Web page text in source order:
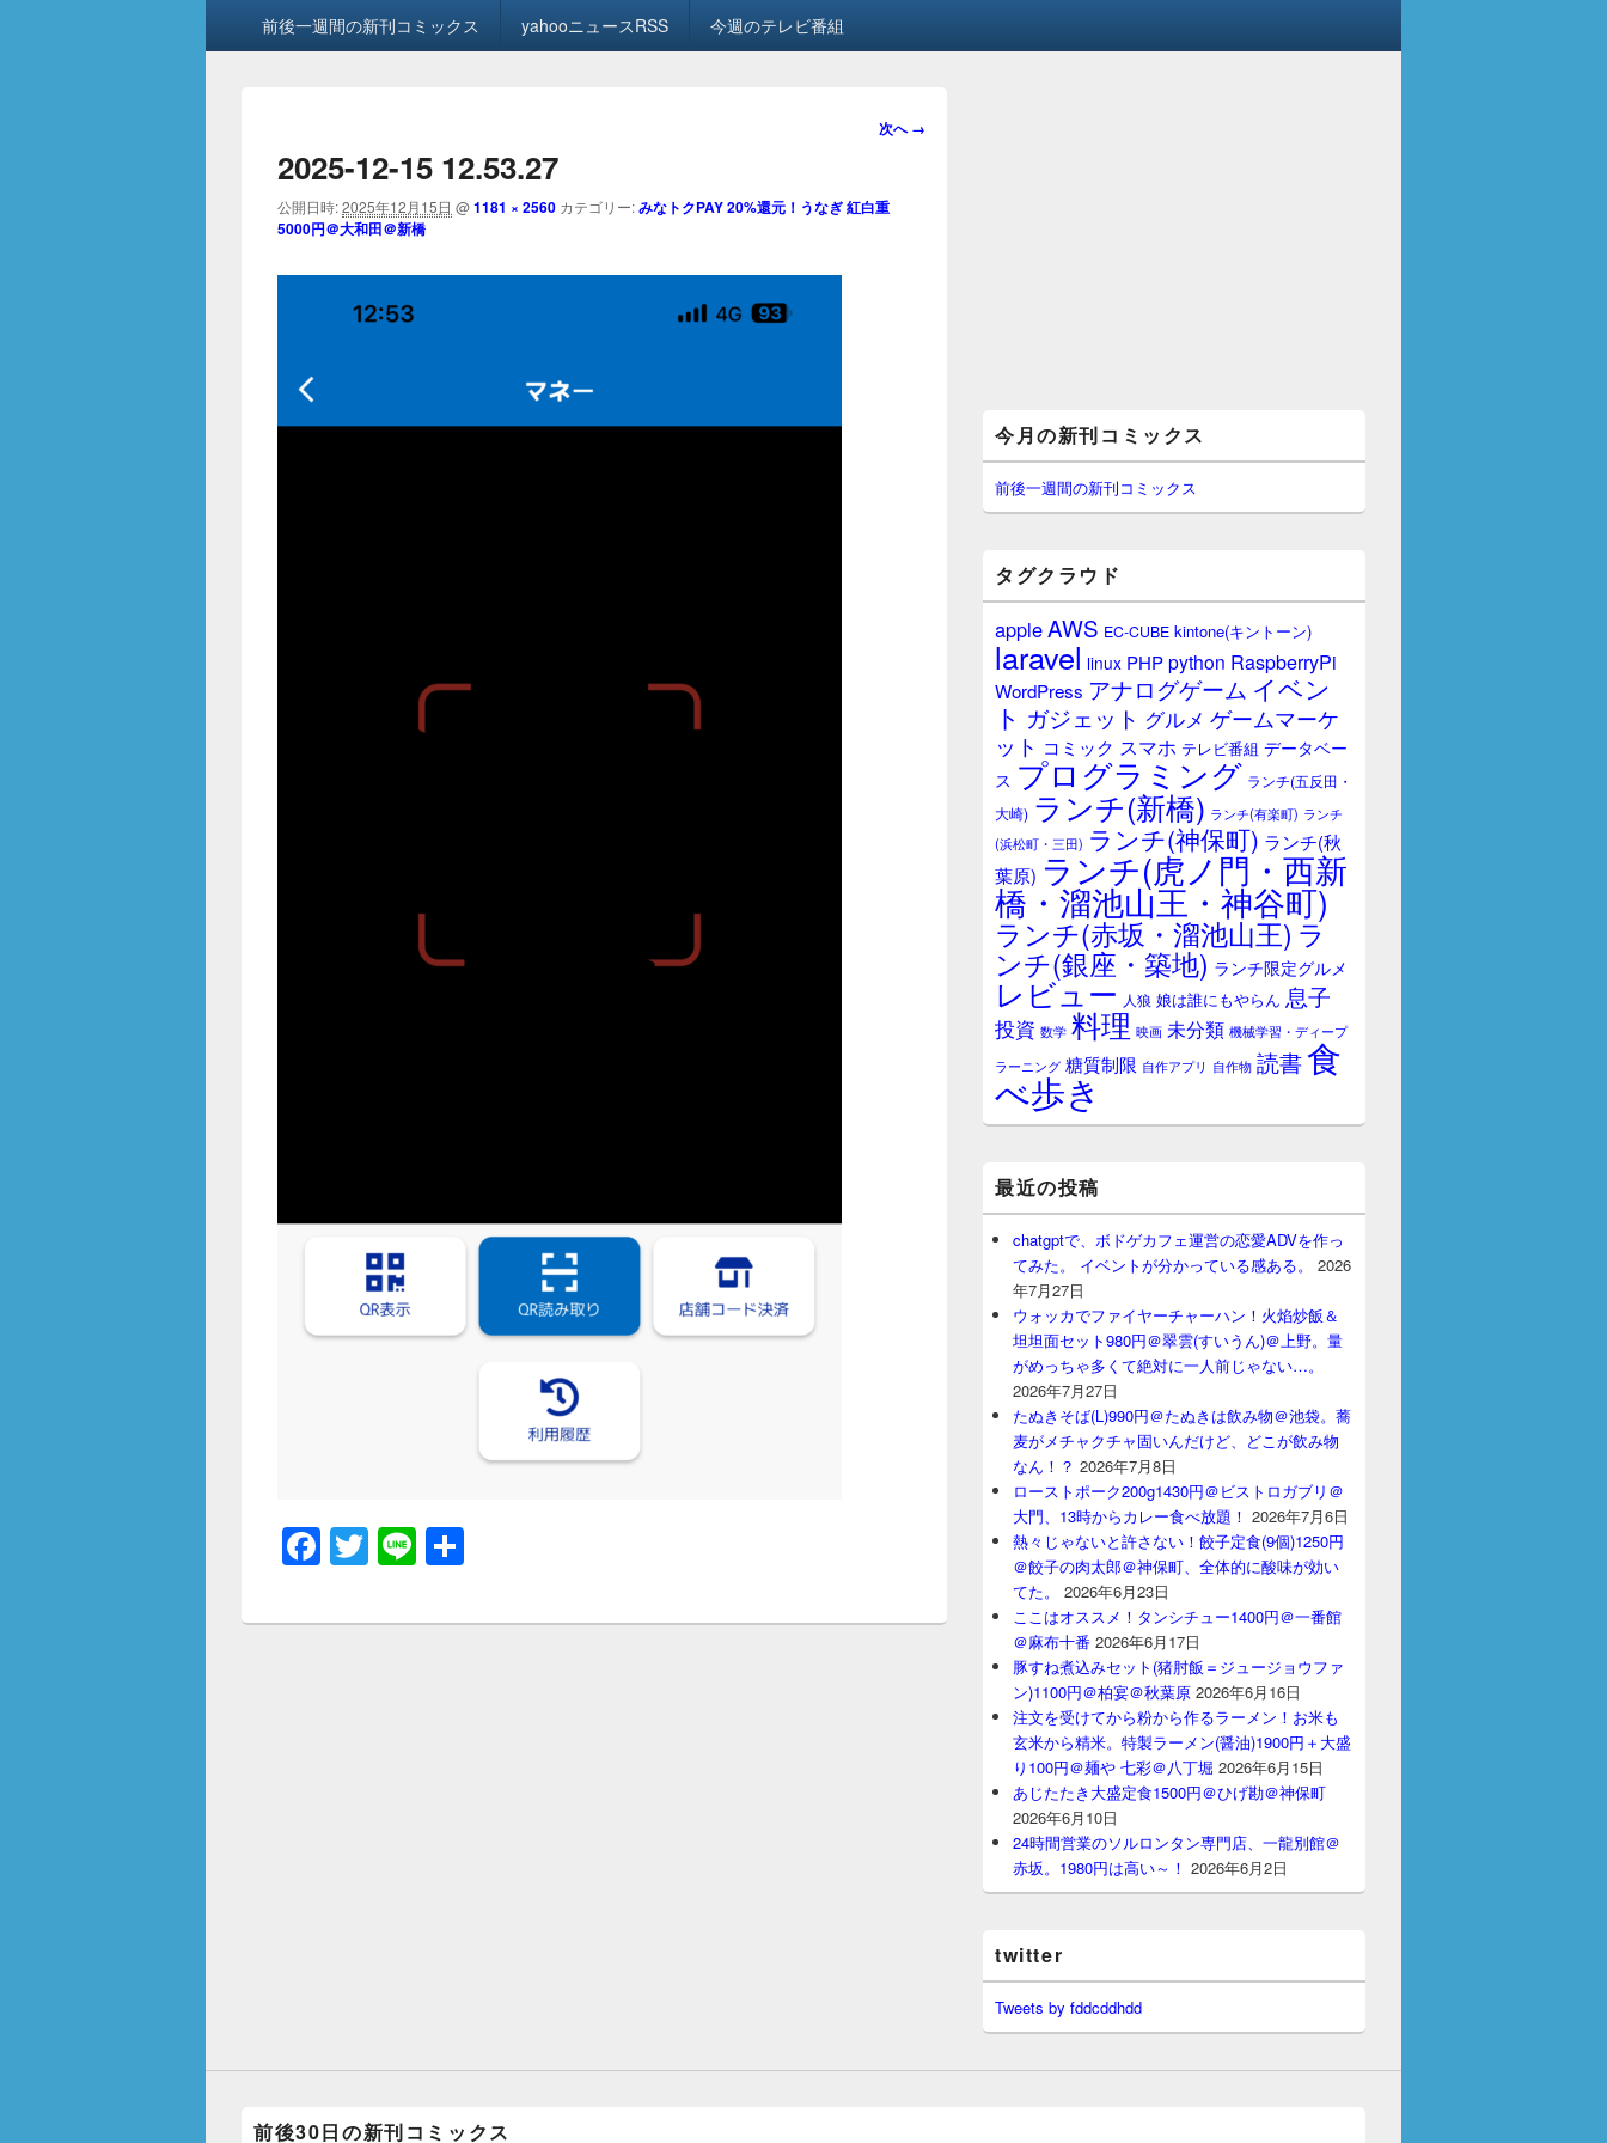
前後一週間の新刊コミックス yahooニュースRSS 今週のテレビ番組
画
ビ
次へ →
2025-12-15 12.53.27
公開日時:2025年12月15日 @1181 × 2560 カテゴリー:みなトクPAY 20%還元！うなぎ 紅白重
5000円＠大和田＠新橋
F
a
c
T
wi
tt
Li
n
e
イ
ン
サ
イ
ー
ジ
ッ
ト
今月の新刊コミックス
前後一週間の新刊コミックス
タグクラウド
appleAWS EC-CUBE kintone(キントーン)
laravel linux PHPpython RaspberryPi
WordPress アナログゲーム イベン
ト ガジェット グルメ ゲームマーケ
ット コミック スマホ テレビ番組 データベー
ス プログラミング ランチ(五反田・
大崎) ランチ(新橋) ランチ(有楽町) ランチ
(浜松町・三田) ランチ(神保町) ランチ(秋
葉原) ランチ(虎ノ門・西新
橋・溜池山王・神谷町)
ランチ(赤坂・溜池山王) ラ
ンチ(銀座・築地) ランチ限定グルメ
レビュー 人狼 娘は誰にもやらん 息子
投資 数学 料理 映画 未分類 機械学習・ディープ
ラーニング 糖質制限 自作アプリ 自作物 読書食
べ歩き
最近の投稿
chatgptで、ボドゲカフェ運営の恋愛ADVを作っ
てみた。 イベントが分かっている感ある。
2026
年7月27日
ウォッカでファイヤーチャーハン！火焰炒飯＆
坦坦面セット980円＠翠雲(すいうん)＠上野。量
がめっちゃ多くて絶対に一人前じゃない…。
2026年7月27日
たぬきそば(L)990円＠たぬきは飲み物＠池袋。蕎
麦がメチャクチャ固いんだけど、どこが飲み物
なん！？ 2026年7月8日
ローストポーク200g1430円＠ビストロガブリ＠
大門、13時からカレー食べ放題！ 2026年7月6日
熱々じゃないと許さない！餃子定食(9個)1250円
＠餃子の肉太郎＠神保町、全体的に酸味が効い
てた。
2026年6月23日
ここはオススメ！タンシチュー1400円＠一番館
＠麻布十番 2026年6月17日
豚すね煮込みセット(猪肘飯＝ジュージョウファ
ン)1100円＠柏宴＠秋葉原 2026年6月16日
注文を受けてから粉から作るラーメン！お米も
玄米から精米。特製ラーメン(醤油)1900円＋大盛
り100円＠麺や 七彩＠八丁堀 2026年6月15日
あじたたき大盛定食1500円＠ひげ勘＠神保町
2026年6月10日
24時間営業のソルロンタン専門店、一龍別館＠
赤坂。1980円は高い～！ 2026年6月2日
twitter
Tweets by fddcddhdd
前後30日の新刊コミックス